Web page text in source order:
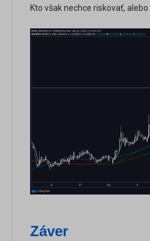
Kto však nechce riskovať,
Záver